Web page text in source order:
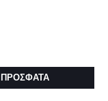
ΠΡΟΣΦΑΤΑ